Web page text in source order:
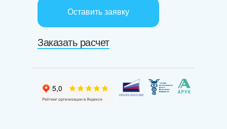
Оставить заявку
Заказать расчет